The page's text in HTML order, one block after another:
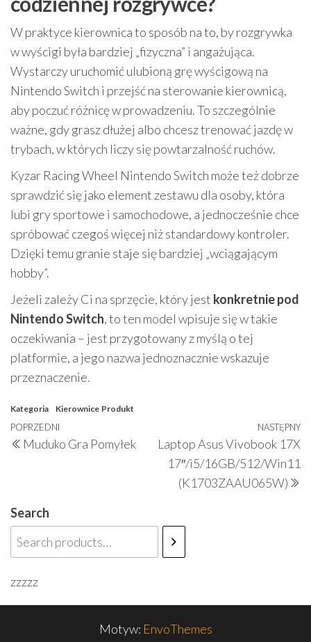
W praktyce kierownica to sposób na to, by rozgrywka
w wyścigi była bardziej „fizyczna” i angażująca.
Wystarczy uruchomić ulubioną grę wyścigową na
Nintendo Switch i przejść na sterowanie kierownicą,
aby poczuć różnicę w prowadzeniu. To szczególnie
ważne, gdy grasz dłużej albo chcesz trenować jazdę w
trybach, w których liczy się powtarzalność ruchów.
Kyzar Racing Wheel Nintendo Switch może też dobrze
sprawdzić się jako element zestawu dla osoby, która
lubi gry sportowe i samochodowe, a jednocześnie chce
spróbować czegoś więcej niż standardowy kontroler.
Dzięki temu granie staje się bardziej „wciągającym
hobby”.
Jeżeli zależy Ci na sprzęcie, który jest konkretnie pod
Nintendo Switch, to ten model wpisuje się w takie
oczekiwania – jest przygotowany z myślą o tej
platformie, a jego nazwa jednoznacznie wskazuje
przeznaczenie.
Kategoria Kierownice Produkt
Nawigacja
wpisu
Poprzedni
wpis
POPRZEDNI
Muduko Gra Pomyłek
NASTĘPNY
Laptop Asus Vivobook 17X
17″/i5/16GB/512/Win11
(K1703ZAAU065W)
Search
zzzzz
Motyw: EnvoThemes